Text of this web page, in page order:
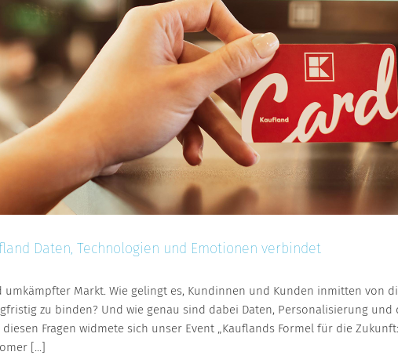
Daten, Technologien und Emotionen verbindet
Markt. Wie gelingt es, Kundinnen und Kunden inmitten von
zu binden? Und wie genau sind dabei Daten, Personalisierung und
Fragen widmete sich unser Event „Kauflands Formel für die
[...]